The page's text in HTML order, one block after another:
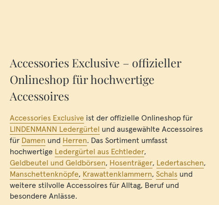
Accessories Exclusive – offizieller
Onlineshop für hochwertige
Accessoires
Accessories Exclusive ist der offizielle Onlineshop für
LINDENMANN Ledergürtel und ausgewählte Accessoires
für Damen und Herren. Das Sortiment umfasst
hochwertige Ledergürtel aus Echtleder,
Geldbeutel und Geldbörsen, Hosenträger, Ledertaschen,
Manschettenknöpfe, Krawattenklammern, Schals und
weitere stilvolle Accessoires für Alltag, Beruf und
besondere Anlässe.